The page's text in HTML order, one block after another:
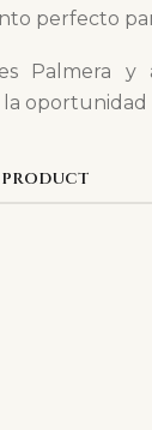
perfecto
Palmera
oportunidad